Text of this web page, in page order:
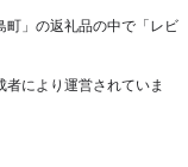
町」の返礼品の中で「レビ
により運営されていま